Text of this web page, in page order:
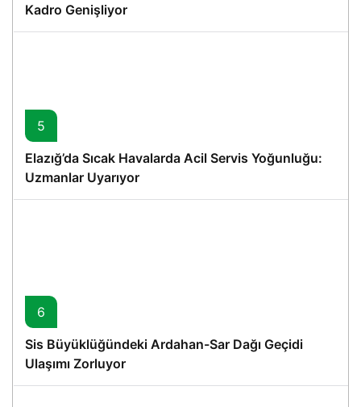
Kadro Genişliyor
5
Elazığ’da Sıcak Havalarda Acil Servis Yoğunluğu:
Uzmanlar Uyarıyor
6
Sis Büyüklüğündeki Ardahan-Sar Dağı Geçidi
Ulaşımı Zorluyor